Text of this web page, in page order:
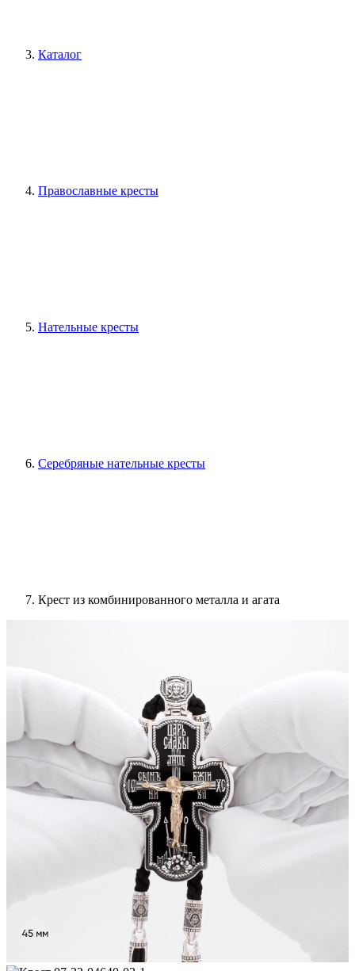
Каталог
Православные кресты
Нательные кресты
Серебряные нательные кресты
Крест из комбинированного металла и агата